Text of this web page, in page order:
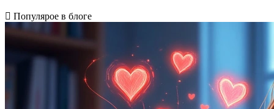
Популярое в блоге